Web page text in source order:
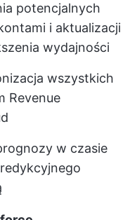
potencjalnych
i aktualizacji
wydajności
wszystkich
Revenue
w czasie